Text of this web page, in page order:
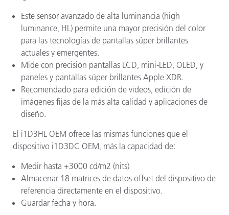
Este sensor avanzado de alta luminancia (high
luminance, HL) permite una mayor precisión del color
para las tecnologías de pantallas súper brillantes
actuales y emergentes.
Mide con precisión pantallas LCD, mini-LED, OLED, y
paneles y pantallas súper brillantes Apple XDR.
Recomendado para edición de videos, edición de
imágenes fijas de la más alta calidad y aplicaciones de
diseño.
El i1D3HL OEM ofrece las mismas funciones que el
dispositivo i1D3DC OEM, más la capacidad de:
Medir hasta +3000 cd/m2 (nits)
Almacenar 18 matrices de datos offset del dispositivo de
referencia directamente en el dispositivo.
Guardar fecha y hora.